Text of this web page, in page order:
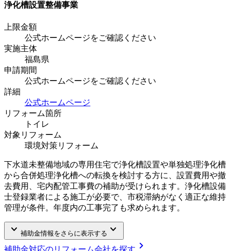
浄化槽設置整備事業
上限金額
公式ホームページをご確認ください
実施主体
福島県
申請期間
公式ホームページをご確認ください
詳細
公式ホームページ
リフォーム箇所
トイレ
対象リフォーム
環境対策リフォーム
下水道未整備地域の専用住宅で浄化槽設置や単独処理浄化槽
から合併処理浄化槽への転換を検討する方に、設置費用や撤
去費用、宅内配管工事費の補助が受けられます。浄化槽設備
士登録業者による施工が必要で、市税滞納がなく適正な維持
管理が条件。年度内の工事完了も求められます。
keyboard_arrow_down 補助金情報をさらに表示する keyboard_arrow_down
補助金対応のリフォーム会社を探す chevron_right